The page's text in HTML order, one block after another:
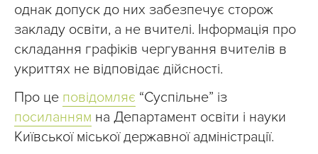
однак допуск до них забезпечує сторож
закладу освіти, а не вчителі. Інформація про
складання графіків чергування вчителів в
укриттях не відповідає дійсності.
Про це повідомляє “Суспільне” із
посиланням на Департамент освіти і науки
Київської міської державної адміністрації.